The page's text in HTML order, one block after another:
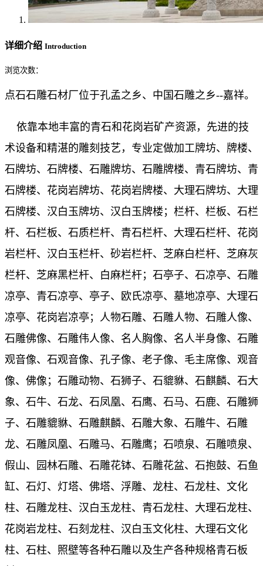
详细介绍 Introduction
浏览次数：
点石石雕石材厂位于孔孟之乡、中国石雕之乡--嘉祥。
依靠本地丰富的青石和花岗岩矿产资源，先进的技
术设备和精湛的雕刻技艺，专业定做加工牌坊、牌楼、
石牌坊、石牌楼、石雕牌坊、石雕牌楼、青石牌坊、青
石牌楼、花岗岩牌坊、花岗岩牌楼、大理石牌坊、大理
石牌楼、汉白玉牌坊、汉白玉牌楼；栏杆、栏板、石栏
杆、石栏板、石质栏杆、青石栏杆、大理石栏杆、花岗
岩栏杆、汉白玉栏杆、砂岩栏杆、芝麻白栏杆、芝麻灰
栏杆、芝麻黑栏杆、白麻栏杆；石亭子、石凉亭、石雕
凉亭、青石凉亭、亭子、欧氏凉亭、墓地凉亭、大理石
凉亭、花岗岩凉亭；人物石雕、石雕人物、石雕人像、
石雕佛像、石雕伟人像、名人胸像、名人半身像、石雕
观音像、石观音像、孔子像、老子像、毛主席像、观音
像、佛像；石雕动物、石狮子、石貔貅、石麒麟、石大
象、石牛、石龙、石凤凰、石鹰、石马、石鹿、石雕狮
子、石雕貔貅、石雕麒麟、石雕大象、石雕牛、石雕
龙、石雕凤凰、石雕马、石雕鹰；石喷泉、石雕喷泉、
假山、园林石雕、石雕花钵、石雕花盆、石抱鼓、石鱼
缸、石灯、灯塔、佛塔、浮雕、龙柱、石龙柱、文化
柱、石雕龙柱、汉白玉龙柱、青石龙柱、大理石龙柱、
花岗岩龙柱、石刻龙柱、汉白玉文化柱、大理石文化
柱、石柱、照壁等各种石雕以及生产各种规格青石板